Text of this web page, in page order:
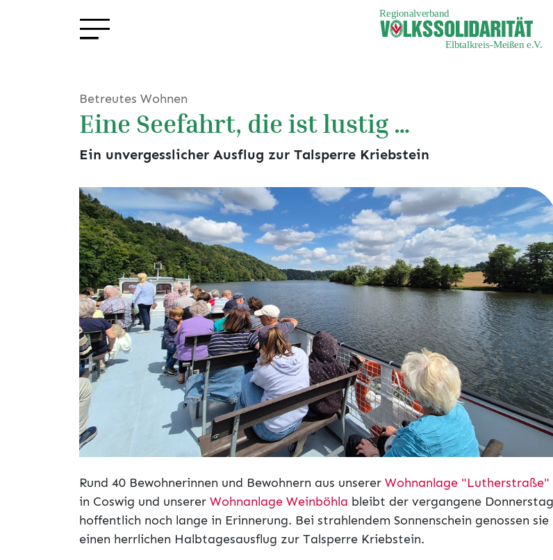
Betreutes Wohnen
Eine Seefahrt, die ist lustig …
Ein unvergesslicher Ausflug zur Talsperre Kriebstein
Rund 40 Bewohnerinnen und Bewohnern aus unserer Wohnanlage "Lutherstraße"
in Coswig und unserer Wohnanlage Weinböhla bleibt der vergangene Donnerstag
hoffentlich noch lange in Erinnerung. Bei strahlendem Sonnenschein genossen sie
einen herrlichen Halbtagesausflug zur Talsperre Kriebstein.